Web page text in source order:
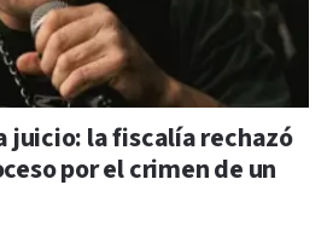
juicio: la fiscalía rechazó
por el crimen de un